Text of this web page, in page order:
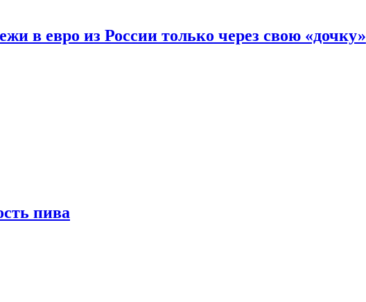
в евро из России только через свою «дочку»
пива